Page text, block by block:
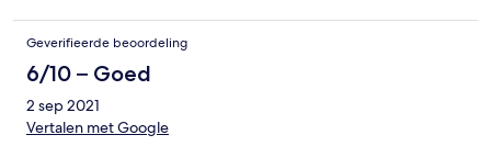
Geverifieerde beoordeling
6/10 – Goed
2 sep 2021
Vertalen met Google